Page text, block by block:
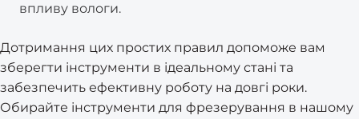
впливу вологи.
Дотримання цих простих правил допоможе вам
зберегти інструменти в ідеальному стані та
забезпечить ефективну роботу на довгі роки.
Обирайте інструменти для фрезерування в нашому